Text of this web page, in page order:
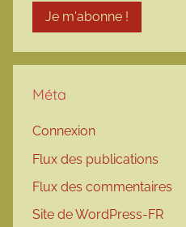
Méta
Connexion
Flux des publications
Flux des commentaires
Site de WordPress-FR